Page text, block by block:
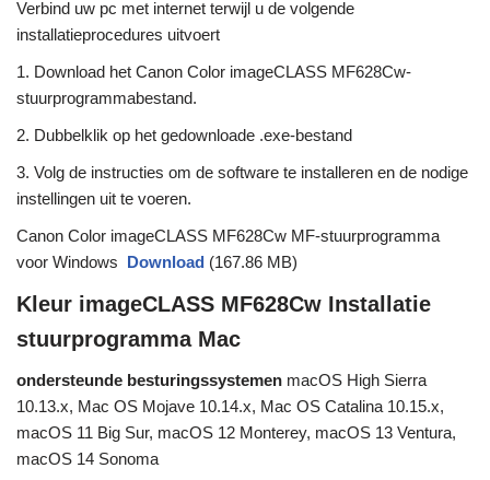
Verbind uw pc met internet terwijl u de volgende
installatieprocedures uitvoert
1. Download het Canon Color imageCLASS MF628Cw-
stuurprogrammabestand.
2. Dubbelklik op het gedownloade .exe-bestand
3. Volg de instructies om de software te installeren en de nodige
instellingen uit te voeren.
Canon Color imageCLASS MF628Cw MF-stuurprogramma
voor Windows Download (167.86 MB)
Kleur imageCLASS MF628Cw Installatie
stuurprogramma Mac
ondersteunde besturingssystemen macOS High Sierra
10.13.x, Mac OS Mojave 10.14.x, Mac OS Catalina 10.15.x,
macOS 11 Big Sur, macOS 12 Monterey, macOS 13 Ventura,
macOS 14 Sonoma